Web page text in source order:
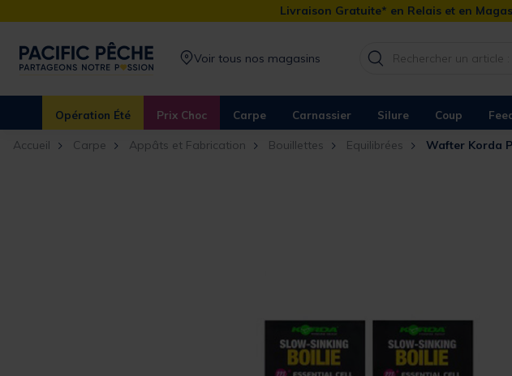
Livraison Gratuite* en Relais et en
Voir tous nos magasins
Opération Été Prix Choc Carpe Carnassier Silure Coup
Accueil Carpe Appâts et Fabrication Bouillettes Equilibrées Wafter Korda